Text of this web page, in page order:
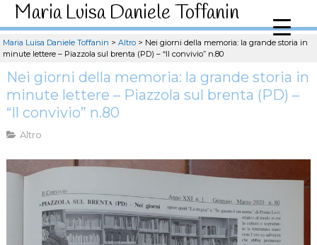
Maria Luisa Daniele Toffanin
Maria Luisa Daniele Toffanin > Altro > Nei giorni della memoria: la grande storia in
minute lettere – Piazzola sul brenta (PD) – “Il convivio” n.80
Nei giorni della memoria: la grande storia in
minute lettere – Piazzola sul brenta (PD) –
“Il convivio” n.80
Altro